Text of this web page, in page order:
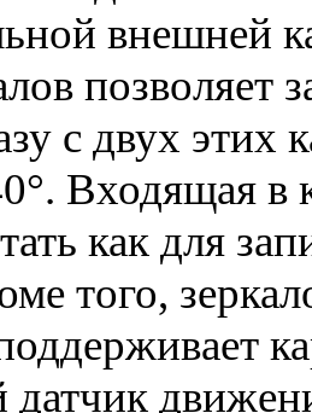
внешней
позволяет
с двух этих
Входящая в
как для
того,
датчик